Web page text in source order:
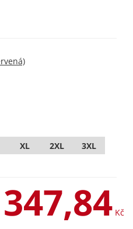
XL 2XL
3XL
347,84 Kč